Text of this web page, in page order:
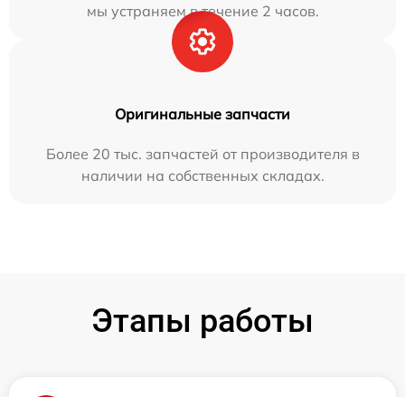
мы устраняем в течение 2 часов.
Оригинальные запчасти
Более 20 тыс. запчастей от производителя в
наличии на собственных складах.
Этапы работы